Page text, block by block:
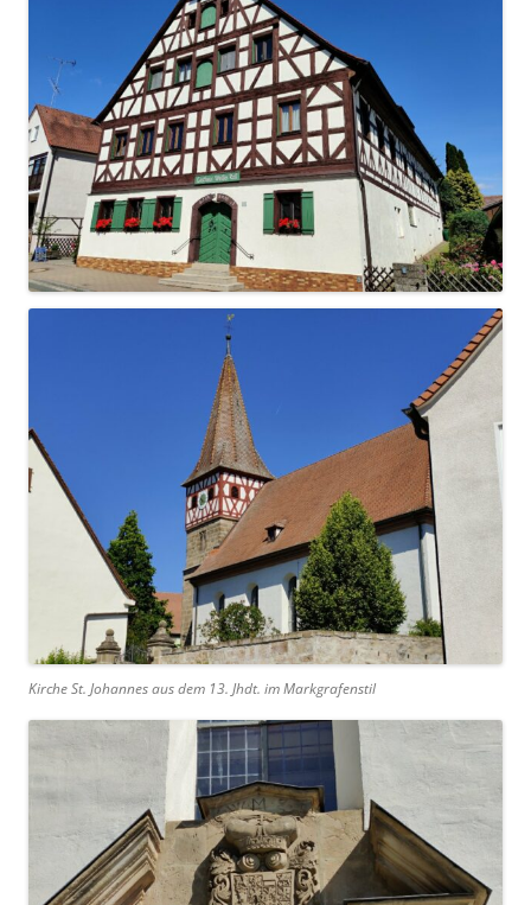
Kirche St. Johannes aus dem 13. Jhdt. im Markgrafenstil